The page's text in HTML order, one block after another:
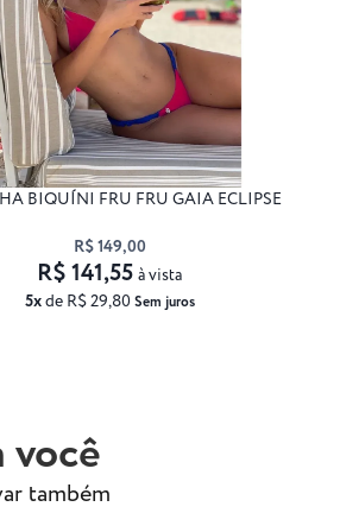
BIQUÍNI FRU FRU GAIA ECLIPSE
R$ 149,00
5xde R$ 29,80 Sem juros
R$ 141,55 à vista
você
também